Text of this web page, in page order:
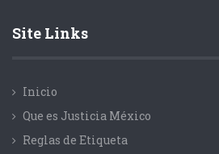
Site Links
Inicio
Que es Justicia México
Reglas de Etiqueta